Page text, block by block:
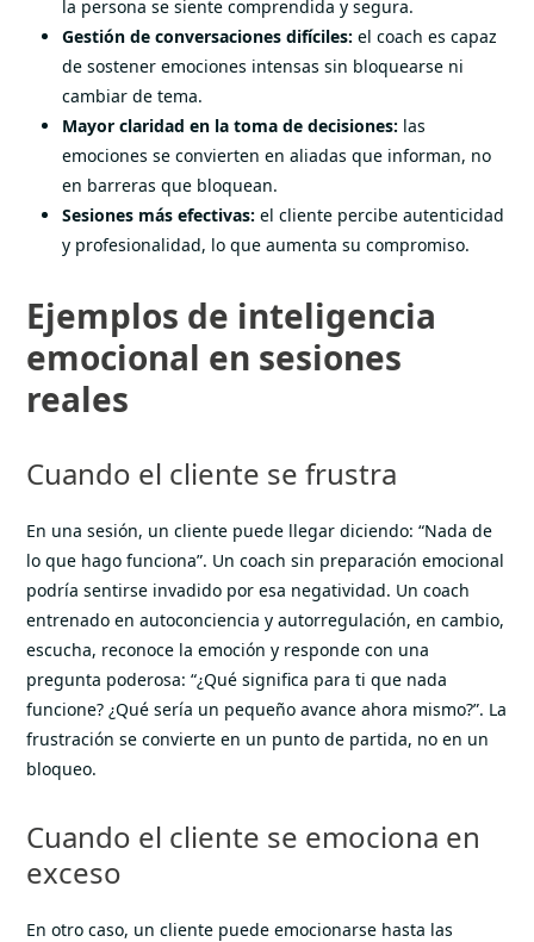
la persona se siente comprendida y segura.
Gestión de conversaciones difíciles: el coach es capaz
de sostener emociones intensas sin bloquearse ni
cambiar de tema.
Mayor claridad en la toma de decisiones: las
emociones se convierten en aliadas que informan, no
en barreras que bloquean.
Sesiones más efectivas: el cliente percibe autenticidad
y profesionalidad, lo que aumenta su compromiso.
Ejemplos de inteligencia
emocional en sesiones
reales
Cuando el cliente se frustra
En una sesión, un cliente puede llegar diciendo: “Nada de
lo que hago funciona”. Un coach sin preparación emocional
podría sentirse invadido por esa negatividad. Un coach
entrenado en autoconciencia y autorregulación, en cambio,
escucha, reconoce la emoción y responde con una
pregunta poderosa: “¿Qué significa para ti que nada
funcione? ¿Qué sería un pequeño avance ahora mismo?”. La
frustración se convierte en un punto de partida, no en un
bloqueo.
Cuando el cliente se emociona en
exceso
En otro caso, un cliente puede emocionarse hasta las